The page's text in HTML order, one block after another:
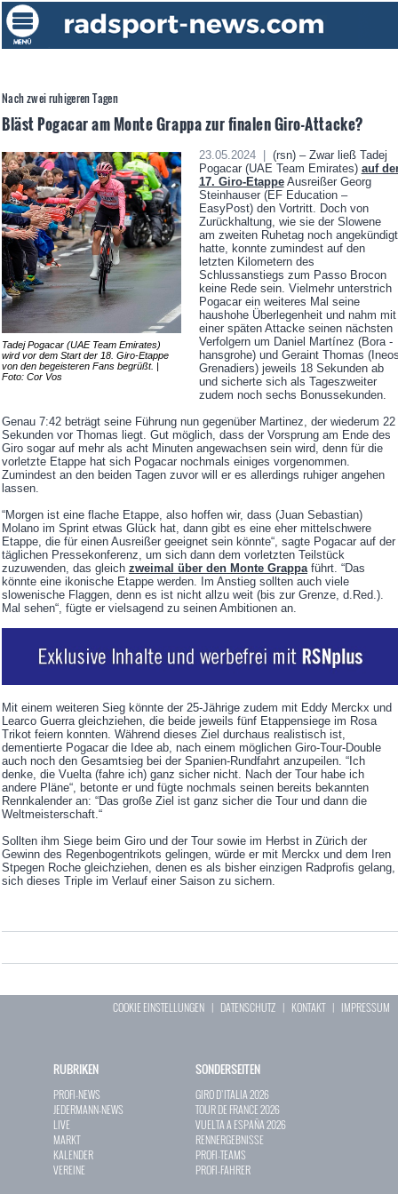
Nach zwei ruhigeren Tagen
Bläst Pogacar am Monte Grappa zur finalen Giro-Attacke?
Tadej Pogacar (UAE Team Emirates)
wird vor dem Start der 18. Giro-Etappe
von den begeisteren Fans begrüßt. |
Foto: Cor Vos
23.05.2024 |
(rsn) – Zwar ließ Tadej
Pogacar (UAE Team Emirates) auf
17. Giro-EtappeAusreißer Georg
Steinhauser (EF Education –
EasyPost) den Vortritt. Doch von
Zurückhaltung, wie sie der Slowene
am zweiten Ruhetag noch angekündigt
hatte, konnte zumindest auf den
letzten Kilometern des
Schlussanstiegs zum Passo Brocon
keine Rede sein. Vielmehr unterstrich
Pogacar ein weiteres Mal seine
haushohe Überlegenheit und nahm mit
einer späten Attacke seinen nächsten
Verfolgern um Daniel Martínez (Bora -
hansgrohe) und Geraint Thomas
Grenadiers) jeweils 18 Sekunden ab
und sicherte sich als Tageszweiter
zudem noch sechs Bonussekunden.
Genau 7:42 beträgt seine Führung nun gegenüber Martinez, der wiederum 22
Sekunden vor Thomas liegt. Gut möglich, dass der Vorsprung am Ende des
Giro sogar auf mehr als acht Minuten angewachsen sein wird, denn für die
vorletzte Etappe hat sich Pogacar nochmals einiges vorgenommen.
Zumindest an den beiden Tagen zuvor will er es allerdings ruhiger angehen
lassen.
“Morgen ist eine flache Etappe, also hoffen wir, dass (Juan Sebastian)
Molano im Sprint etwas Glück hat, dann gibt es eine eher mittelschwere
Etappe, die für einen Ausreißer geeignet sein könnte“, sagte Pogacar auf der
täglichen Pressekonferenz, um sich dann dem vorletzten Teilstück
zuzuwenden, das gleich zweimal über den Monte Grappaführt. “Das
könnte eine ikonische Etappe werden. Im Anstieg sollten auch viele
slowenische Flaggen, denn es ist nicht allzu weit (bis zur Grenze, d.Red.).
Mal sehen“, fügte er vielsagend zu seinen Ambitionen an.
Mit einem weiteren Sieg könnte der 25-Jährige zudem mit Eddy Merckx und
Learco Guerra gleichziehen, die beide jeweils fünf Etappensiege im Rosa
Trikot feiern konnten. Während dieses Ziel durchaus realistisch ist,
dementierte Pogacar die Idee ab, nach einem möglichen Giro-Tour-Double
auch noch den Gesamtsieg bei der Spanien-Rundfahrt anzupeilen. “Ich
denke, die Vuelta (fahre ich) ganz sicher nicht. Nach der Tour habe ich
andere Pläne“, betonte er und fügte nochmals seinen bereits bekannten
Rennkalender an: “Das große Ziel ist ganz sicher die Tour und dann die
Weltmeisterschaft.“
Sollten ihm Siege beim Giro und der Tour sowie im Herbst in Zürich der
Gewinn des Regenbogentrikots gelingen, würde er mit Merckx und dem Iren
Stpegen Roche gleichziehen, denen es als bisher einzigen Radprofis gelang,
sich dieses Triple im Verlauf einer Saison zu sichern.
COOKIE EINSTELLUNGEN | DATENSCHUTZ | KONTAKT| IMPRESSUM
RUBRIKEN
PROFI-NEWS
JEDERMANN-NEWS
LIVE
MARKT
KALENDER
VEREINE
SONDERSEITEN
GIRO D`ITALIA 2026
TOUR DE FRANCE 2026
VUELTA A ESPAÑA 2026
RENNERGEBNISSE
PROFI-TEAMS
PROFI-FAHRER